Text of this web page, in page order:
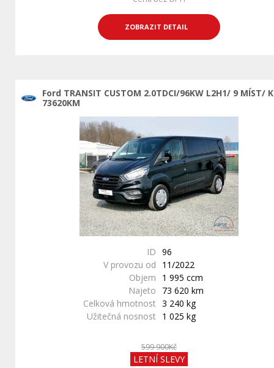
ZOBRAZIT DETAIL
Ford TRANSIT CUSTOM 2.0TDCI/96KW L2H1/ 9 MÍST/
73620KM
ID 96
V provozu od
11/2022
Objem
1 995 ccm
Najeto
73 620 km
Celková hmotnost 3 240 kg
Užitečná nosnost
1 025 kg
599 900Kč
LETNÍ SLEVY